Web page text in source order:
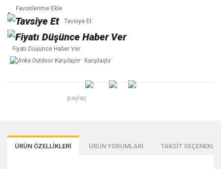
Tavsiye Et
Fiyatı Düşünce Haber Ver
Karşılaştır
paylaş
ÜRÜN ÖZELLİKLERİ ÜRÜN YORUMLARI TAKSİT